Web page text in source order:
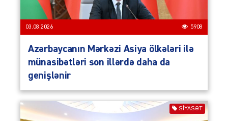
03.08.2026 5908
Azərbaycanın Mərkəzi Asiya ölkələri ilə
münasibətləri son illərdə daha da
genişlənir
SIYASƏT